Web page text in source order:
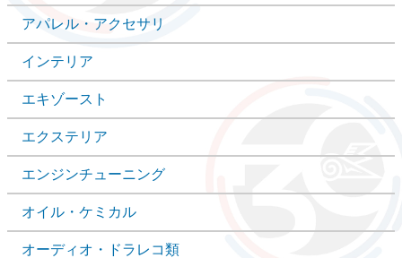
アパレル・アクセサリ
インテリア
エキゾースト
エクステリア
エンジンチューニング
オイル・ケミカル
オーディオ・ドラレコ類